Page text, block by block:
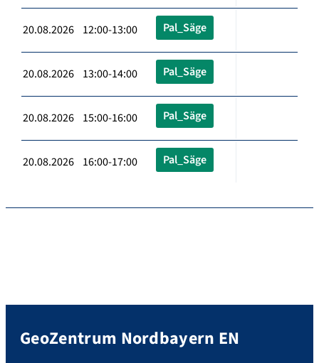
20.08.2026 12:00-13:00 Pal_Säge
20.08.2026 13:00-14:00 Pal_Säge
20.08.2026 15:00-16:00 Pal_Säge
20.08.2026 16:00-17:00 Pal_Säge
GeoZentrum Nordbayern EN